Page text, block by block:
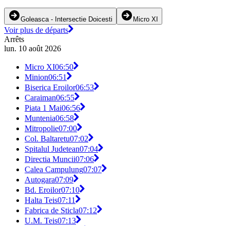
Goleasca - Intersectie Doicesti Micro XI
Voir plus de départs
Arrêts
lun. 10 août 2026
Micro XI06:50
Minion06:51
Biserica Eroilor06:53
Caraiman06:55
Piata 1 Mai06:56
Muntenia06:58
Mitropolie07:00
Col. Baltaretu07:02
Spitalul Judetean07:04
Directia Muncii07:06
Calea Campulung07:07
Autogara07:09
Bd. Eroilor07:10
Halta Teis07:11
Fabrica de Sticla07:12
U.M. Teis07:13